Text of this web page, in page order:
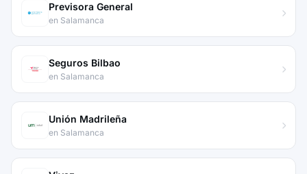
Previsora General
en Salamanca
Seguros Bilbao
en Salamanca
Unión Madrileña
en Salamanca